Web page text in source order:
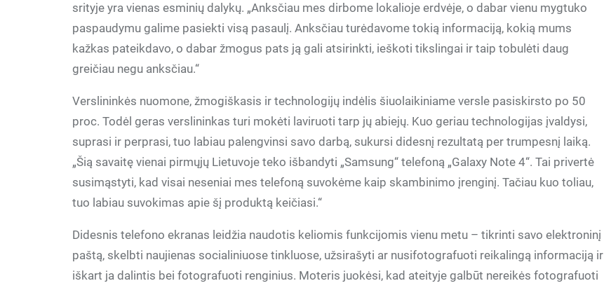
srityje yra vienas esminių dalykų. „Anksčiau mes dirbome lokalioje erdvėje, o dabar vienu mygtuko
paspaudymu galime pasiekti visą pasaulį. Anksčiau turėdavome tokią informaciją, kokią mums
kažkas pateikdavo, o dabar žmogus pats ją gali atsirinkti, ieškoti tikslingai ir taip tobulėti daug
greičiau negu anksčiau.“
Verslininkės nuomone, žmogiškasis ir technologijų indėlis šiuolaikiniame versle pasiskirsto po 50
proc. Todėl geras verslininkas turi mokėti laviruoti tarp jų abiejų. Kuo geriau technologijas įvaldysi,
suprasi ir perprasi, tuo labiau palengvinsi savo darbą, sukursi didesnį rezultatą per trumpesnį laiką.
„Šią savaitę vienai pirmųjų Lietuvoje teko išbandyti „Samsung“ telefoną „Galaxy Note 4“. Tai privertė
susimąstyti, kad visai neseniai mes telefoną suvokėme kaip skambinimo įrenginį. Tačiau kuo toliau,
tuo labiau suvokimas apie šį produktą keičiasi.“
Didesnis telefono ekranas leidžia naudotis keliomis funkcijomis vienu metu – tikrinti savo elektroninį
paštą, skelbti naujienas socialiniuose tinkluose, užsirašyti ar nusifotografuoti reikalingą informaciją ir
iškart ja dalintis bei fotografuoti renginius. Moteris juokėsi, kad ateityje galbūt nereikės fotografuoti